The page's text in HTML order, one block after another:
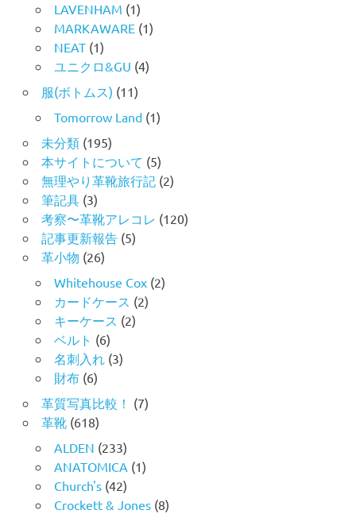
LAVENHAM (1)
MARKAWARE(1)
NEAT(1)
ユニクロ&GU (4)
服(ボトムス) (11)
Tomorrow Land(1)
未分類(195)
本サイトについて (5)
無理やり革靴旅行記(2)
筆記具(3)
考察〜革靴アレコレ (120)
記事更新報告(5)
革小物 (26)
Whitehouse Cox(2)
カードケース (2)
キーケース (2)
ベルト (6)
名刺入れ(3)
財布(6)
革質写真比較！ (7)
革靴(618)
ALDEN (233)
ANATOMICA (1)
Church's(42)
Crockett & Jones(8)